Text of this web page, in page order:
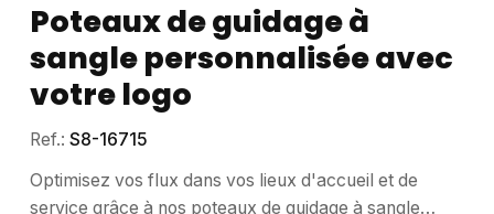
Poteaux de guidage à
sangle personnalisée avec
votre logo
Ref.: S8-16715
Optimisez vos flux dans vos lieux d'accueil et de
service grâce à nos poteaux de guidage à sangle